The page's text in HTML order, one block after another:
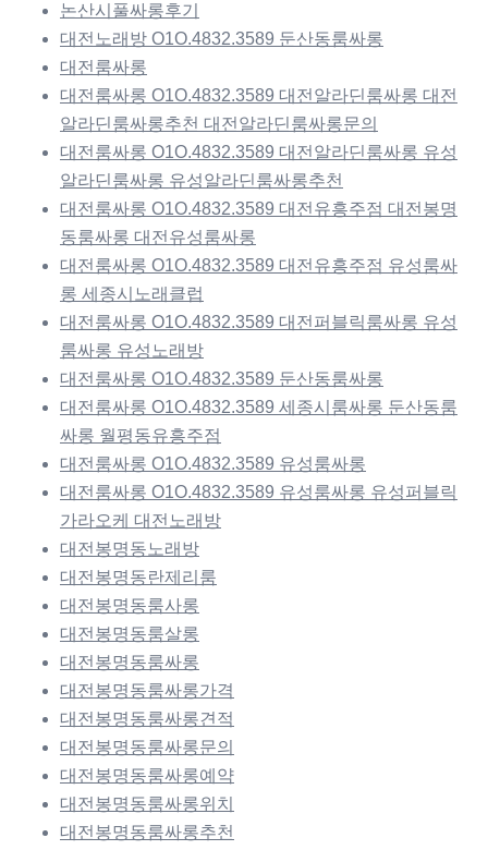
논산시풀싸롱후기
대전노래방 O1O.4832.3589 둔산동룸싸롱
대전룸싸롱
대전룸싸롱 O1O.4832.3589 대전알라딘룸싸롱 대전
알라딘룸싸롱추천 대전알라딘룸싸롱문의
대전룸싸롱 O1O.4832.3589 대전알라딘룸싸롱 유성
알라딘룸싸롱 유성알라딘룸싸롱추천
대전룸싸롱 O1O.4832.3589 대전유흥주점 대전봉명
동룸싸롱 대전유성룸싸롱
대전룸싸롱 O1O.4832.3589 대전유흥주점 유성룸싸
롱 세종시노래클럽
대전룸싸롱 O1O.4832.3589 대전퍼블릭룸싸롱 유성
룸싸롱 유성노래방
대전룸싸롱 O1O.4832.3589 둔산동룸싸롱
대전룸싸롱 O1O.4832.3589 세종시룸싸롱 둔산동룸
싸롱 월평동유흥주점
대전룸싸롱 O1O.4832.3589 유성룸싸롱
대전룸싸롱 O1O.4832.3589 유성룸싸롱 유성퍼블릭
가라오케 대전노래방
대전봉명동노래방
대전봉명동란제리룸
대전봉명동룸사롱
대전봉명동룸살롱
대전봉명동룸싸롱
대전봉명동룸싸롱가격
대전봉명동룸싸롱견적
대전봉명동룸싸롱문의
대전봉명동룸싸롱예약
대전봉명동룸싸롱위치
대전봉명동룸싸롱추천